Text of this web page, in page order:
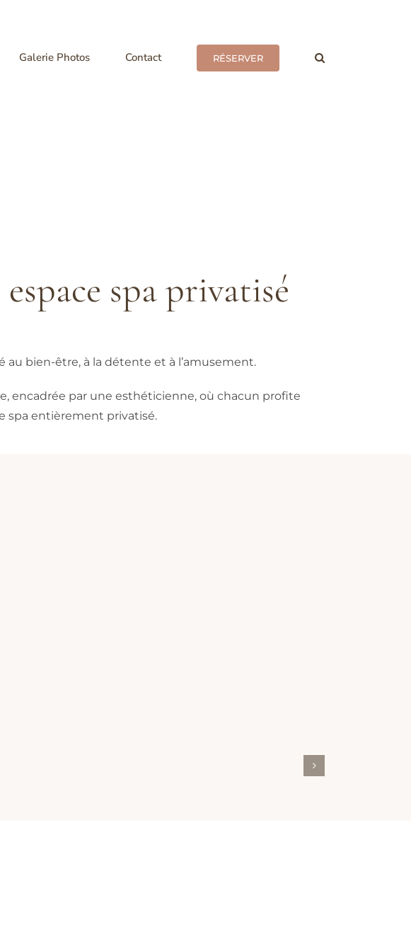
Galerie Photos Contact RÉSERVER
spa privatisé
bien-être, à la détente et à l’amusement.
encadrée par une esthéticienne, où chacun profite
spa entièrement privatisé.